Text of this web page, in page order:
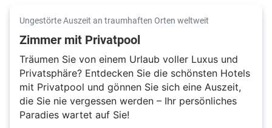
Ungestörte Auszeit an traumhaften Orten weltweit
Zimmer mit Privatpool
Träumen Sie von einem Urlaub voller Luxus und
Privatsphäre? Entdecken Sie die schönsten Hotels
mit Privatpool und gönnen Sie sich eine Auszeit,
die Sie nie vergessen werden – Ihr persönliches
Paradies wartet auf Sie!